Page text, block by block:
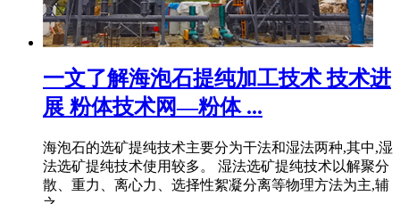
一文了解海泡石提纯加工技术 技术进
展 粉体技术网—粉体 ...
海泡石的选矿提纯技术主要分为干法和湿法两种,其中,湿
法选矿提纯技术使用较多。 湿法选矿提纯技术以解聚分
散、重力、离心力、选择性絮凝分离等物理方法为主,辅